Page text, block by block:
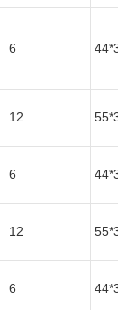
6
12
6
12
6